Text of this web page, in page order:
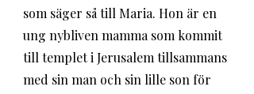
som säger så till Maria. Hon är en
ung nybliven mamma som kommit
till templet i Jerusalem tillsammans
med sin man och sin lille son för